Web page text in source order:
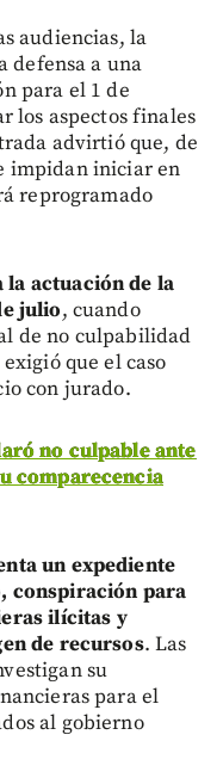
audiencias, la
defensa a una
para el 1 de
los aspectos finales
advirtió que, de
impidan iniciar en
reprogramado
la actuación de la
julio, cuando
de no culpabilidad
que el caso
con jurado.
no culpable ante
comparecencia
un expediente
conspiración para
ilícitas y
de recursos. Las
su
para el
al gobierno